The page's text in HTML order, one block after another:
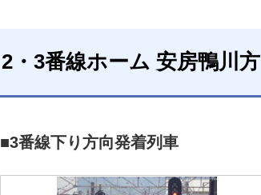
2・3番線ホーム 安房鴨川方
■3番線下り方向発着列車